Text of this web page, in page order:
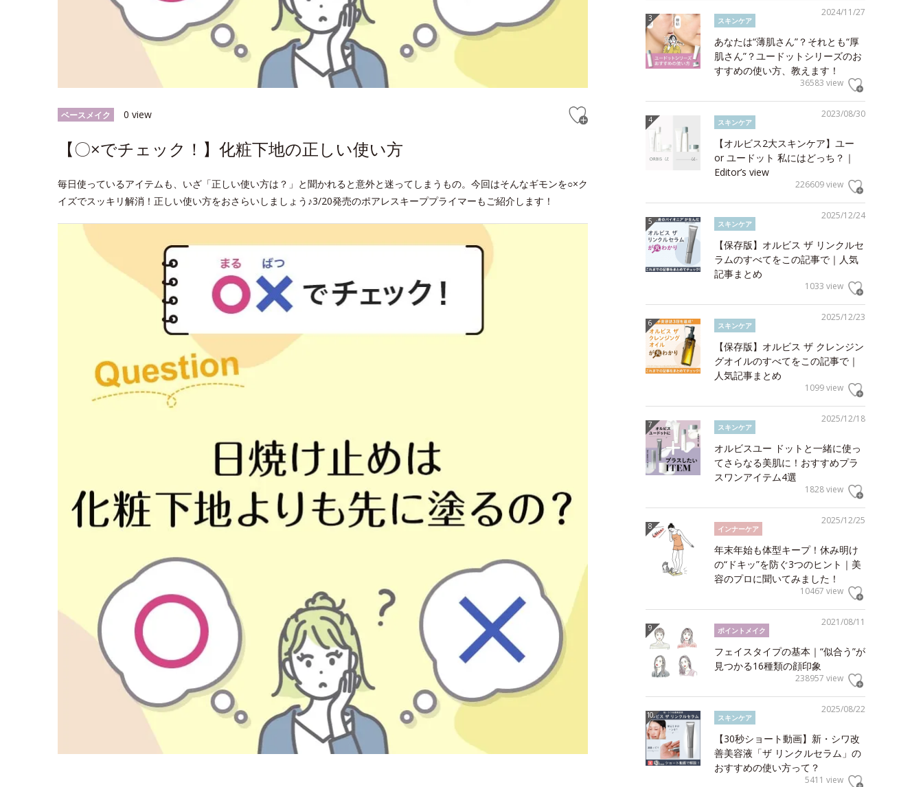
ベースメイク 0 view
【〇×でチェック！】化粧下地の正しい使い方
毎日使っているアイテムも、いざ「正しい使い方は？」と聞かれると意外と迷ってしまうもの。今回はそんなギモンを○×ク
イズでスッキリ解消！正しい使い方をおさらいしましょう♪3/20発売のポアレスキーププライマーもご紹介します！
2024/11/27
スキンケア
あなたは“薄肌さん”？それとも“厚
肌さん”？ユードットシリーズのお
すすめの使い方、教えます！
36583 view
2023/08/30
スキンケア
【オルビス2大スキンケア】ユー
or ユードット 私にはどっち？｜
Editor’s view
226609 view
2025/12/24
スキンケア
【保存版】オルビス ザ リンクルセ
ラムのすべてをこの記事で｜人気
記事まとめ
1033 view
2025/12/23
スキンケア
【保存版】オルビス ザ クレンジン
グオイルのすべてをこの記事で｜
人気記事まとめ
1099 view
2025/12/18
スキンケア
オルビスユー ドットと一緒に使っ
てさらなる美肌に！おすすめプラ
スワンアイテム4選
1828 view
2025/12/25
インナーケア
年末年始も体型キープ！休み明け
の“ドキッ”を防ぐ3つのヒント｜美
容のプロに聞いてみました！
10467 view
2021/08/11
ポイントメイク
フェイスタイプの基本｜“似合う”が
見つかる16種類の顔印象
238957 view
2025/08/22
スキンケア
【30秒ショート動画】新・シワ改
善美容液「ザ リンクルセラム」の
おすすめの使い方って？
5411 view